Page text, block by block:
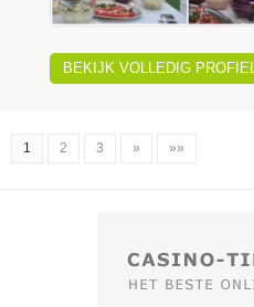
BEKIJK VOLLEDIG
1 2 3 » »»